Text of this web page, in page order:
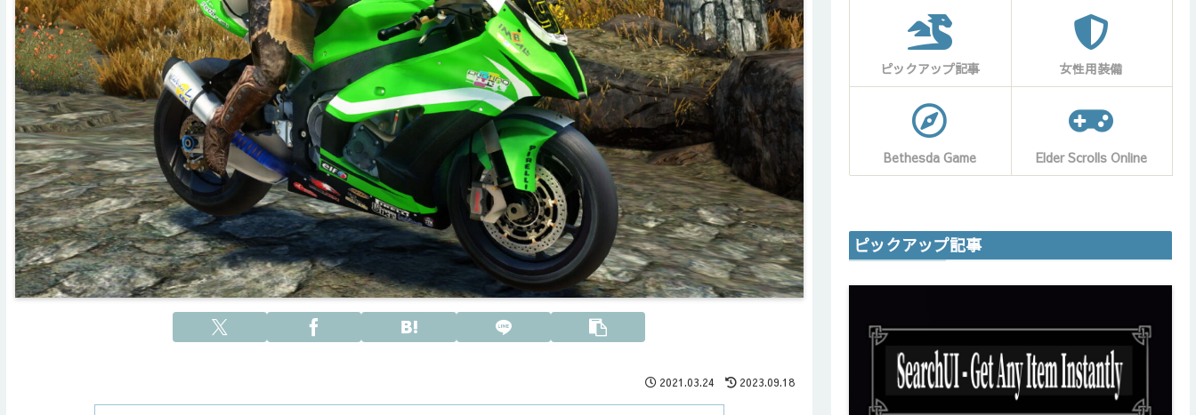
2021.03.24 2023.09.18
ピックアップ記事 女性用装備
Bethesda Game Elder Scrolls Online
ピックアップ記事